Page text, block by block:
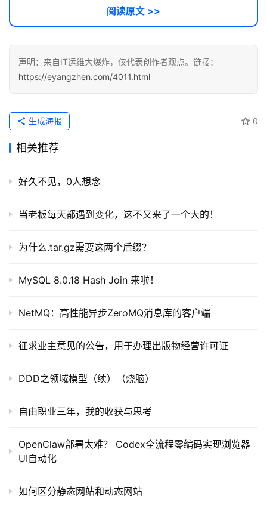
阅读原文 >>
声明：来自IT运维大爆炸，仅代表创作者观点。链接：
https://eyangzhen.com/4011.html
0
生成海报
相关推荐
好久不见，0人想念
当老板每天都遇到变化，这不又来了一个大的！
为什么.tar.gz需要这两个后缀？
MySQL 8.0.18 Hash Join 来啦！
NetMQ：高性能异步ZeroMQ消息库的客户端
征求业主意见的公告，用于办理出版物经营许可证
DDD之领域模型（续）（烧脑）
自由职业三年，我的收获与思考
OpenClaw部署太难？ Codex全流程零编码实现浏览器
UI自动化
如何区分静态网站和动态网站